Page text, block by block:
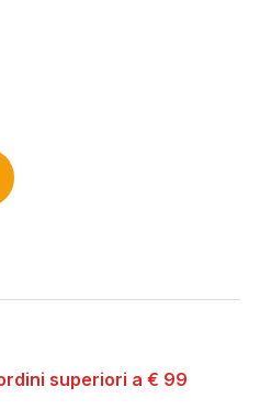
superiori a € 99